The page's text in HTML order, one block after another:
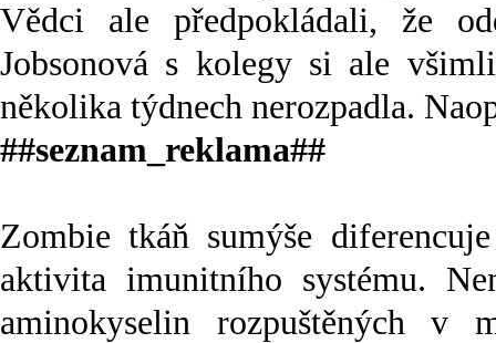
Vědci ale předpokládali, že
Jobsonová s kolegy si ale
několika týdnech nerozpadla.
##seznam_reklama##
Zombie tkáň sumýše
aktivita imunitního systému.
aminokyselin rozpuštěných v